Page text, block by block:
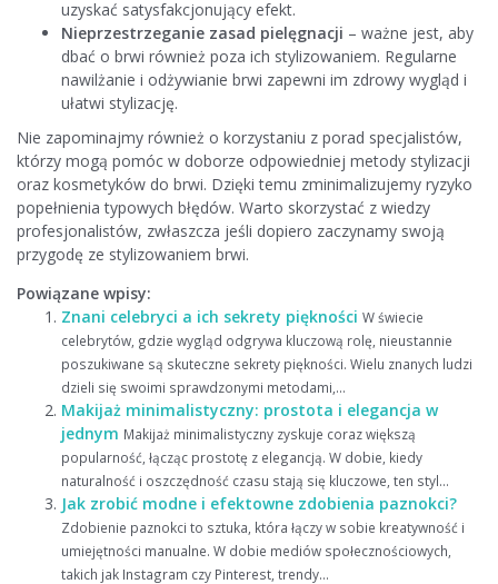
uzyskać satysfakcjonujący efekt.
Nieprzestrzeganie zasad pielęgnacji – ważne jest, aby
dbać o brwi również poza ich stylizowaniem. Regularne
nawilżanie i odżywianie brwi zapewni im zdrowy wygląd i
ułatwi stylizację.
Nie zapominajmy również o korzystaniu z porad specjalistów,
którzy mogą pomóc w doborze odpowiedniej metody stylizacji
oraz kosmetyków do brwi. Dzięki temu zminimalizujemy ryzyko
popełnienia typowych błędów. Warto skorzystać z wiedzy
profesjonalistów, zwłaszcza jeśli dopiero zaczynamy swoją
przygodę ze stylizowaniem brwi.
Powiązane wpisy:
Znani celebryci a ich sekrety piękności W świecie
celebrytów, gdzie wygląd odgrywa kluczową rolę, nieustannie
poszukiwane są skuteczne sekrety piękności. Wielu znanych ludzi
dzieli się swoimi sprawdzonymi metodami,...
Makijaż minimalistyczny: prostota i elegancja w
jednym Makijaż minimalistyczny zyskuje coraz większą
popularność, łącząc prostotę z elegancją. W dobie, kiedy
naturalność i oszczędność czasu stają się kluczowe, ten styl...
Jak zrobić modne i efektowne zdobienia paznokci?
Zdobienie paznokci to sztuka, która łączy w sobie kreatywność i
umiejętności manualne. W dobie mediów społecznościowych,
takich jak Instagram czy Pinterest, trendy...